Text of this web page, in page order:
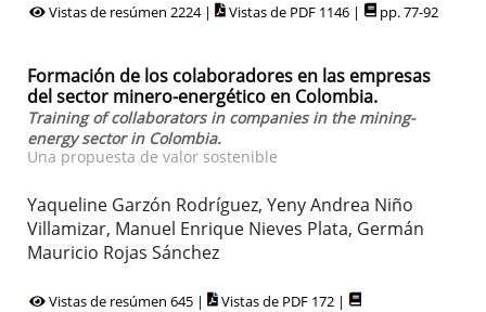
Vistas de resúmen 2224 | Vistas de PDF 1146 | pp. 77-92
Formación de los colaboradores en las empresas
del sector minero-energético en Colombia.
Training of collaborators in companies in the mining-
energy sector in Colombia.
Una propuesta de valor sostenible
Yaqueline Garzón Rodríguez, Yeny Andrea Niño
Villamizar, Manuel Enrique Nieves Plata, Germán
Mauricio Rojas Sánchez
Vistas de resúmen 645 | Vistas de PDF 172 |